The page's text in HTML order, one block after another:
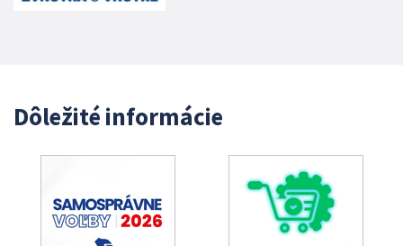
Dôležité informácie